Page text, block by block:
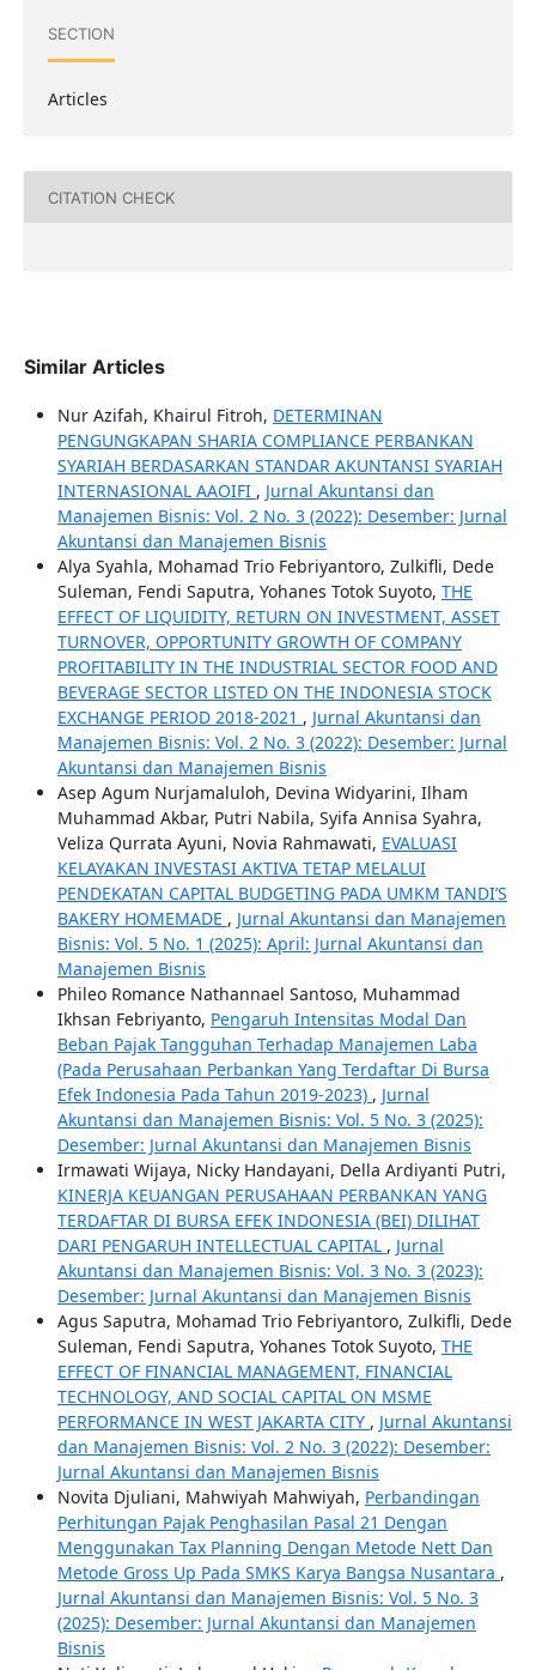
SECTION
Articles
CITATION CHECK
Similar Articles
Nur Azifah, Khairul Fitroh, DETERMINAN
PENGUNGKAPAN SHARIA COMPLIANCE PERBANKAN
SYARIAH BERDASARKAN STANDAR AKUNTANSI SYARIAH
INTERNASIONAL AAOIFI , Jurnal Akuntansi dan
Manajemen Bisnis: Vol. 2 No. 3 (2022): Desember: Jurnal
Akuntansi dan Manajemen Bisnis
Alya Syahla, Mohamad Trio Febriyantoro, Zulkifli, Dede
Suleman, Fendi Saputra, Yohanes Totok Suyoto, THE
EFFECT OF LIQUIDITY, RETURN ON INVESTMENT, ASSET
TURNOVER, OPPORTUNITY GROWTH OF COMPANY
PROFITABILITY IN THE INDUSTRIAL SECTOR FOOD AND
BEVERAGE SECTOR LISTED ON THE INDONESIA STOCK
EXCHANGE PERIOD 2018-2021 , Jurnal Akuntansi dan
Manajemen Bisnis: Vol. 2 No. 3 (2022): Desember: Jurnal
Akuntansi dan Manajemen Bisnis
Asep Agum Nurjamaluloh, Devina Widyarini, Ilham
Muhammad Akbar, Putri Nabila, Syifa Annisa Syahra,
Veliza Qurrata Ayuni, Novia Rahmawati, EVALUASI
KELAYAKAN INVESTASI AKTIVA TETAP MELALUI
PENDEKATAN CAPITAL BUDGETING PADA UMKM TANDI’S
BAKERY HOMEMADE , Jurnal Akuntansi dan Manajemen
Bisnis: Vol. 5 No. 1 (2025): April: Jurnal Akuntansi dan
Manajemen Bisnis
Phileo Romance Nathannael Santoso, Muhammad
Ikhsan Febriyanto, Pengaruh Intensitas Modal Dan
Beban Pajak Tangguhan Terhadap Manajemen Laba
(Pada Perusahaan Perbankan Yang Terdaftar Di Bursa
Efek Indonesia Pada Tahun 2019-2023) , Jurnal
Akuntansi dan Manajemen Bisnis: Vol. 5 No. 3 (2025):
Desember: Jurnal Akuntansi dan Manajemen Bisnis
Irmawati Wijaya, Nicky Handayani, Della Ardiyanti Putri,
KINERJA KEUANGAN PERUSAHAAN PERBANKAN YANG
TERDAFTAR DI BURSA EFEK INDONESIA (BEI) DILIHAT
DARI PENGARUH INTELLECTUAL CAPITAL , Jurnal
Akuntansi dan Manajemen Bisnis: Vol. 3 No. 3 (2023):
Desember: Jurnal Akuntansi dan Manajemen Bisnis
Agus Saputra, Mohamad Trio Febriyantoro, Zulkifli, Dede
Suleman, Fendi Saputra, Yohanes Totok Suyoto, THE
EFFECT OF FINANCIAL MANAGEMENT, FINANCIAL
TECHNOLOGY, AND SOCIAL CAPITAL ON MSME
PERFORMANCE IN WEST JAKARTA CITY , Jurnal Akuntansi
dan Manajemen Bisnis: Vol. 2 No. 3 (2022): Desember:
Jurnal Akuntansi dan Manajemen Bisnis
Novita Djuliani, Mahwiyah Mahwiyah, Perbandingan
Perhitungan Pajak Penghasilan Pasal 21 Dengan
Menggunakan Tax Planning Dengan Metode Nett Dan
Metode Gross Up Pada SMKS Karya Bangsa Nusantara ,
Jurnal Akuntansi dan Manajemen Bisnis: Vol. 5 No. 3
(2025): Desember: Jurnal Akuntansi dan Manajemen
Bisnis